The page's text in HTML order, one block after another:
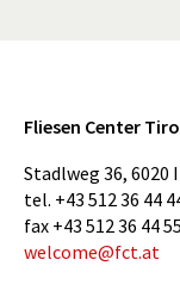
Fliesen Center
Stadlweg 36, 6020
tel. +43 512 36 44
fax +43 512 36 44 55
welcome@fct.at